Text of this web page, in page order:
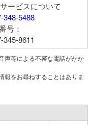
ービスについて
348-5488
号：
345-8611
声等による不審な電話がかか
報をお尋ねすることはありま